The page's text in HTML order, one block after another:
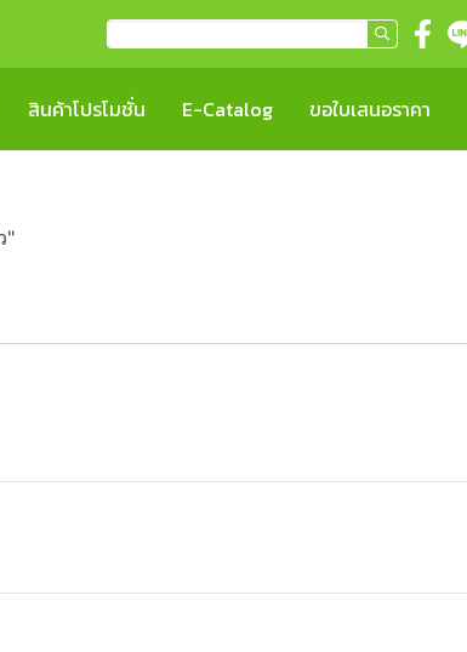
สินค้าโปรโมชั่น E-Catalog ขอใบเสนอราคา
"